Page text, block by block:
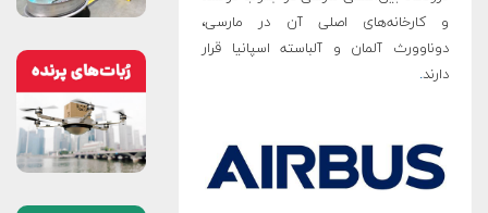
و کارخانه‌های اصلی آن در مارسی،
دوناوورث آلمان و آلباسته اسپانیا قرار
دارند.